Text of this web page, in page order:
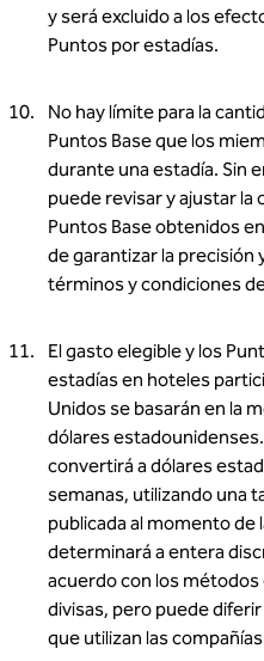
y será excluido a los
Puntos por estadías.
No hay límite para la
Puntos Base que los
durante una estadía. Sin
puede revisar y ajustar la
Puntos Base obtenidos
de garantizar la
términos y condiciones
El gasto elegible y los
estadías en hoteles
Unidos se basarán en la
dólares
convertirá a dólares
semanas, utilizando una
publicada al momento de
determinará a entera
acuerdo con los
divisas, pero puede
que utilizan las